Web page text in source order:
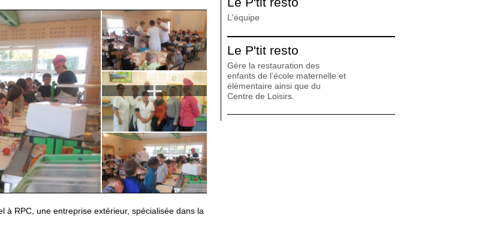
+
à RPC, une entreprise extérieur, spécialisée dans la
L'équipe
Le P'tit resto
Gère la restauration des
enfants de l’école maternelle et
élémentaire ainsi que du
Centre de Loisirs.